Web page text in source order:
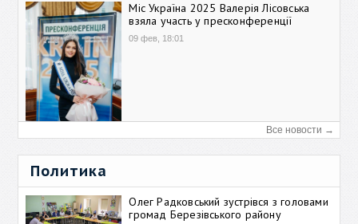
Міс Україна 2025 Валерія Лісовська
взяла участь у пресконференції
09 фев, 18:01
Все новости →
Политика
Олег Радковський зустрівся з головами
громад Березівського району